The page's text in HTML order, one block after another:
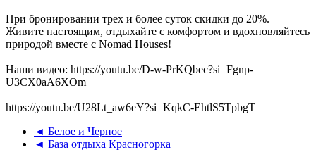
При бронировании трех и более суток скидки до 20%.
Живите настоящим, отдыхайте с комфортом и вдохновляйтесь
природой вместе с Nomad Houses!
Наши видео: https://youtu.be/D-w-PrKQbec?si=Fgnp-
U3CX0aA6XOm
https://youtu.be/U28Lt_aw6eY?si=KqkC-EhtlS5TpbgT
◄ Белое и Черное
◄ База отдыха Красногорка